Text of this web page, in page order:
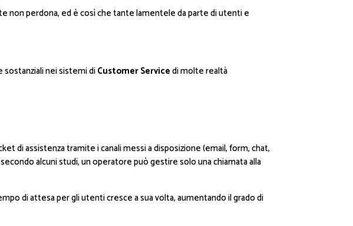
non perdona, ed è così che tante lamentele da parte di utenti e
nei sistemi diCustomer Servicedi molte realtà
di assistenza tramite i canali messi a disposizione (email, form, chat,
alcuni studi, un operatore può gestire solo una chiamata alla
di attesa per gli utenti cresce a sua volta, aumentando il grado di